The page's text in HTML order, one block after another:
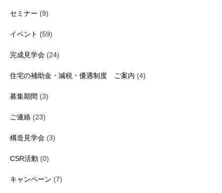
セミナー (9)
イベント (59)
完成見学会 (24)
住宅の補助金・減税・優遇制度 ご案内 (4)
募集期間 (3)
ご連絡 (23)
構造見学会 (3)
CSR活動 (0)
キャンペーン (7)